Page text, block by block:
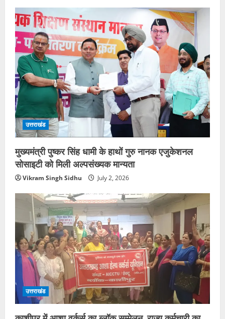
उत्तराखंड
मुख्यमंत्री पुष्कर सिंह धामी के हाथों गुरु नानक एजुकेशनल
सोसाइटी को मिली अल्पसंख्यक मान्यता
Vikram Singh Sidhu July 2, 2026
उत्तराखंड